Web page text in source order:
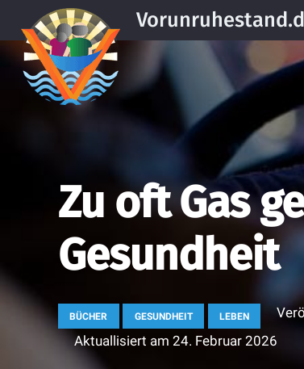
Zu oft Gas
Gesundheit
BÜCHER GESUNDHEIT LEBEN
Aktuallisiert am 24. Februar 2026